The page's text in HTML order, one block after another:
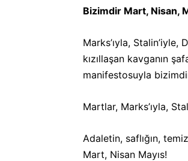
Bizimdir Mart, Nisan,
Marks’ıyla, Stalin’iyle,
kızıllaşan kavganın
manifestosuyla
Martlar, Marks’ıyla,
Adaletin, saflığın,
Mart, Nisan Mayıs!